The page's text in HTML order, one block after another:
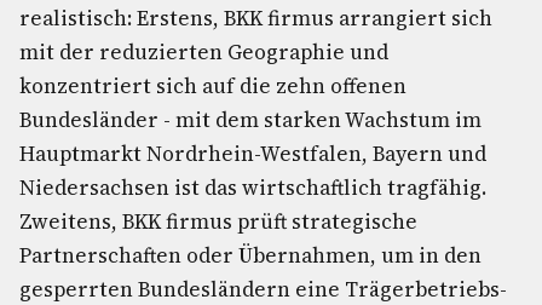
realistisch: Erstens, BKK firmus arrangiert sich
mit der reduzierten Geographie und
konzentriert sich auf die zehn offenen
Bundesländer - mit dem starken Wachstum im
Hauptmarkt Nordrhein-Westfalen, Bayern und
Niedersachsen ist das wirtschaftlich tragfähig.
Zweitens, BKK firmus prüft strategische
Partnerschaften oder Übernahmen, um in den
gesperrten Bundesländern eine Trägerbetriebs-